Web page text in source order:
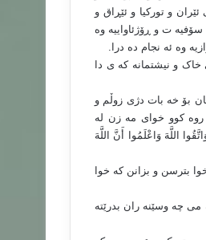
و تورکیا و ئێڕاق و
ت و ڕۆژئاواییه وه
وه ئه نجام ده درا .
و نیشتمانه که ی دا
بۆ خه بات دژی زوڵم و
روه کوو خوای مه زن له
اللَّهَ وَاعْلَمُوا أَنَّ اللَّهَ
بترسن و بزانن که خوا
می چه وسێنه ران بدرێته